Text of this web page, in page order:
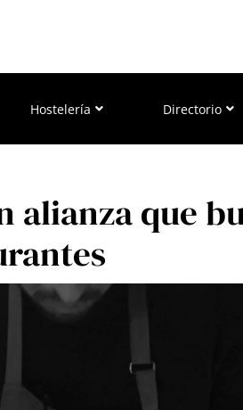
Hostelería Directorio
alianza que